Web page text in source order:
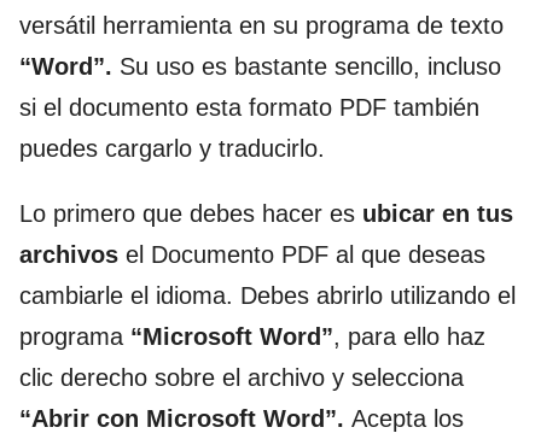
versátil herramienta en su programa de texto
“Word”. Su uso es bastante sencillo, incluso
si el documento esta formato PDF también
puedes cargarlo y traducirlo.
Lo primero que debes hacer es ubicar en tus
archivos el Documento PDF al que deseas
cambiarle el idioma. Debes abrirlo utilizando el
programa “Microsoft Word”, para ello haz
clic derecho sobre el archivo y selecciona
“Abrir con Microsoft Word”. Acepta los